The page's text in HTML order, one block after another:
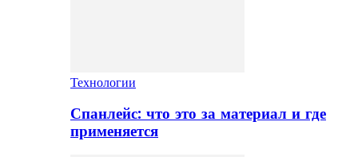
Технологии
Спанлейс: что это за материал и где
применяется